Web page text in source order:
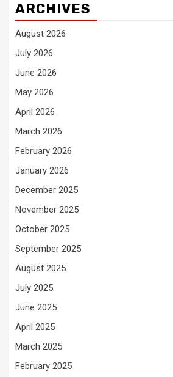
ARCHIVES
August 2026
July 2026
June 2026
May 2026
April 2026
March 2026
February 2026
January 2026
December 2025
November 2025
October 2025
September 2025
August 2025
July 2025
June 2025
April 2025
March 2025
February 2025